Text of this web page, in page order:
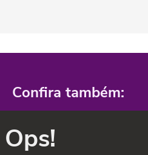
Confira também:
Ops!